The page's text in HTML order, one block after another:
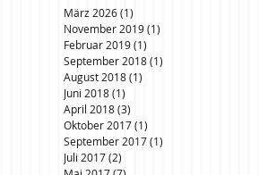
März 2026(1)
November 2019(1)
Februar 2019(1)
September 2018(1)
August 2018(1)
Juni 2018(1)
April 2018(3)
Oktober 2017(1)
September 2017(1)
Juli 2017(2)